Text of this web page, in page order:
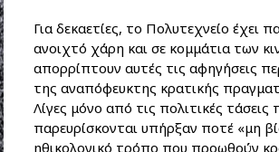
Για δεκαετίες, το Πολυτεχνείο έχει
ανοιχτό χάρη και σε κομμάτια των
απορρίπτουν αυτές τις αφηγήσεις
της αναπόφευκτης κρατικής
Λίγες μόνο από τις πολιτικές τάσεις
παρευρίσκονται υπήρξαν ποτέ «μη
ηθικολογικό τρόπο που προωθούν